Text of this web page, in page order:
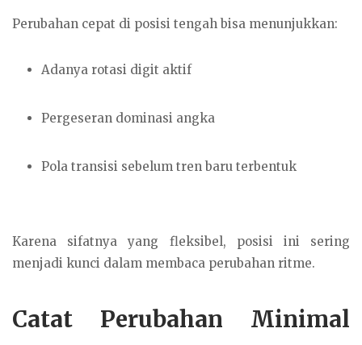
Perubahan cepat di posisi tengah bisa menunjukkan:
Adanya rotasi digit aktif
Pergeseran dominasi angka
Pola transisi sebelum tren baru terbentuk
Karena sifatnya yang fleksibel, posisi ini sering
menjadi kunci dalam membaca perubahan ritme.
Catat Perubahan Minimal